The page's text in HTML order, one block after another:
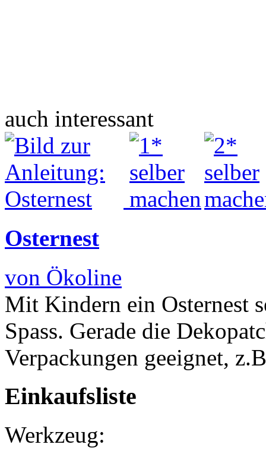
auch interessant
Osternest
von Ökoline
Mit Kindern ein Osternest
Spass. Gerade die
Verpackungen geeignet,
Einkaufsliste
Werkzeug: